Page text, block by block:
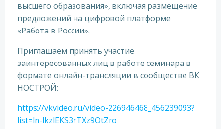
высшего образования», включая размещение
предложений на цифровой платформе
«Работа в России».
Приглашаем принять участие
заинтересованных лиц в работе семинара в
формате онлайн-трансляции в сообществе ВК
НОСТРОЙ:
https://vkvideo.ru/video-226946468_456239093?
list=ln-lkzlEKS3rTXz9OtZro